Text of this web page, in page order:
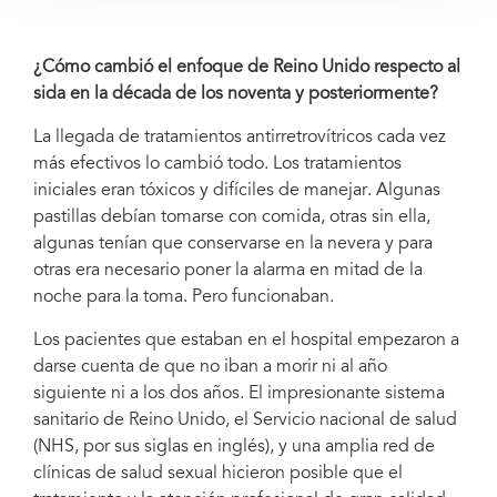
¿Cómo cambió el enfoque de Reino Unido respecto al
sida en la década de los noventa y posteriormente?
La llegada de tratamientos antirretrovítricos cada vez
más efectivos lo cambió todo. Los tratamientos
iniciales eran tóxicos y difíciles de manejar. Algunas
pastillas debían tomarse con comida, otras sin ella,
algunas tenían que conservarse en la nevera y para
otras era necesario poner la alarma en mitad de la
noche para la toma. Pero funcionaban.
Los pacientes que estaban en el hospital empezaron a
darse cuenta de que no iban a morir ni al año
siguiente ni a los dos años. El impresionante sistema
sanitario de Reino Unido, el Servicio nacional de salud
(NHS, por sus siglas en inglés), y una amplia red de
clínicas de salud sexual hicieron posible que el